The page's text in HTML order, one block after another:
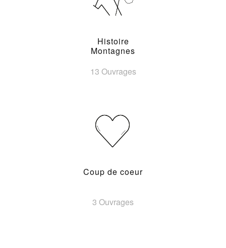
Histoire
Montagnes
13 Ouvrages
Coup de coeur
3 Ouvrages